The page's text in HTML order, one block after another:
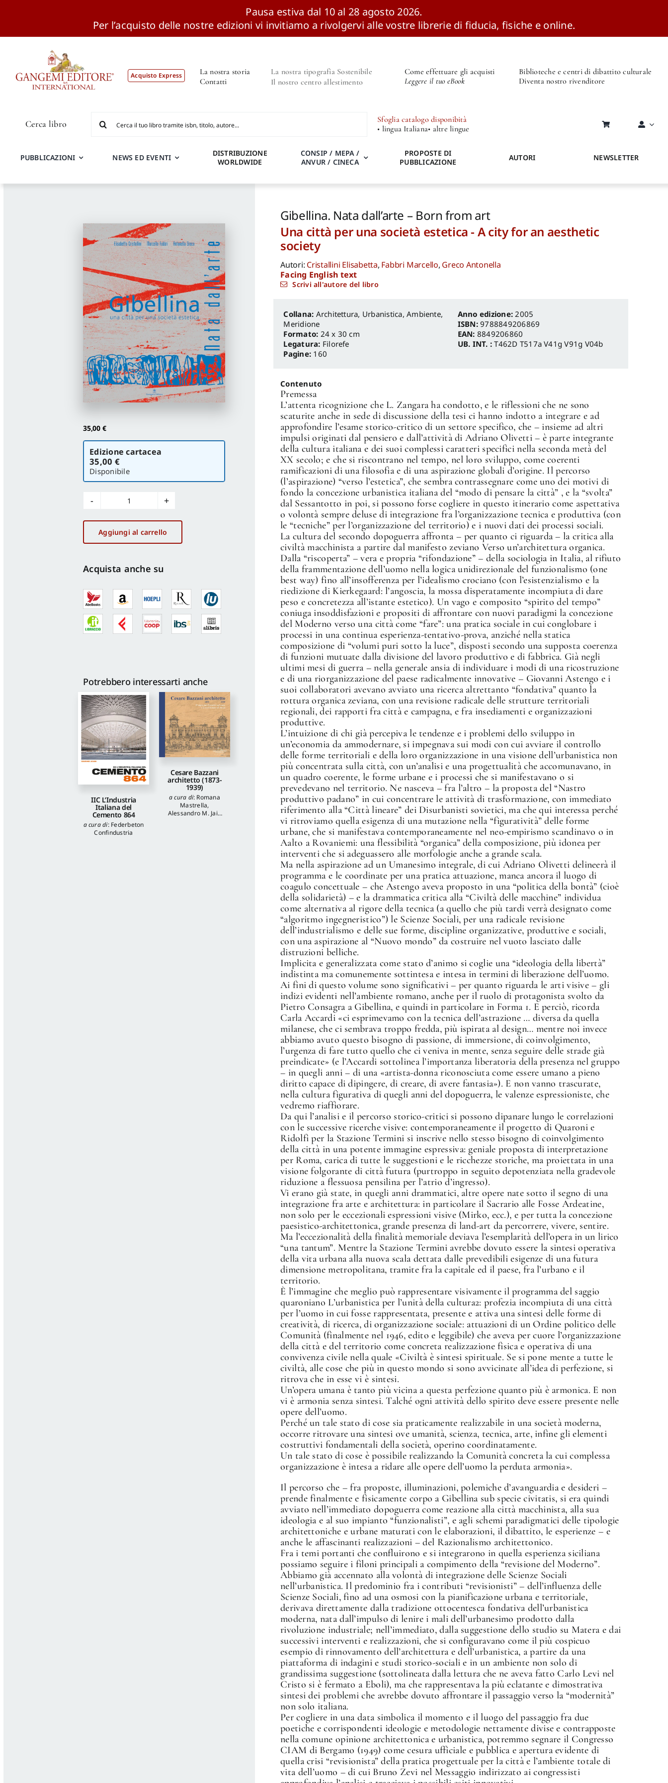
Pausa estiva dal 10 al 28 agosto 2026.
Per l’acquisto delle nostre edizioni vi invitiamo a rivolgervi alle vostre librerie di fiducia, fisiche e online.
Acquisto Express
La nostra storia
Contatti
La nostra tipografia Sostenibile
Il nostro centro allestimento
Come effettuare gli acquisti
Leggere il tuo eBook
Biblioteche e centri di dibattito culturale
Diventa nostro rivenditore
Cerca libro
per:
Sfoglia catalogo disponibità
• lingua Italiana• altre lingue
PUBBLICAZIONI NEWS ED EVENTI
DISTRIBUZIONE
WORLDWIDE
CONSIP / MEPA /
ANVUR / CINECA
PROPOSTE DI
PUBBLICAZIONE
AUTORI NEWSLETTER
35,00 €
Scegli
versione
Edizione cartacea
35,00 €
Disponibile
Gibellina.
Nata
dall'arte
-
from
quantità
Aggiungi al carrello
Acquista anche su
Potrebbero interessarti anche
IIC L’Industria
Italiana del
Cemento 864
a cura di: Federbeton
Confindustria
Cesare Bazzani
architetto (1873-
1939)
a cura di: Romana
Mastrella,
Alessandro M. Jaia
Gibellina. Nata dall’arte – Born from art
Una città per una società estetica - A city for an aesthetic
society
Autori: Cristallini Elisabetta, Fabbri Marcello, Greco Antonella
Facing English text
Scrivi all'autore del libro
Architettura, Urbanistica, Ambiente,
Meridione
Formato: 24 x 30 cm
Legatura: Filorefe
Pagine: 160
Anno edizione: 2005
ISBN:9788849206869
EAN: 8849206860
UB. INT. :T462D T517a V41g V91g V04b
Contenuto
Premessa
L’attenta ricognizione che L. Zangara ha condotto, e le riflessioni che ne sono
scaturite anche in sede di discussione della tesi ci hanno indotto a integrare e ad
approfondire l’esame storico-critico di un settore specifico, che – insieme ad altri
impulsi originati dal pensiero e dall’attività di Adriano Olivetti – è parte integrante
della cultura italiana e dei suoi complessi caratteri specifici nella seconda metà del
XX secolo; e che si riscontrano nel tempo, nel loro sviluppo, come coerenti
ramificazioni di una filosofia e di una aspirazione globali d’origine. Il percorso
(l’aspirazione) “verso l’estetica”, che sembra contrassegnare come uno dei motivi di
fondo la concezione urbanistica italiana del “modo di pensare la città” , e la “svolta”
dal Sessantotto in poi, si possono forse cogliere in questo itinerario come aspettativa
o volontà sempre deluse di integrazione fra l’organizzazione tecnica e produttiva (con
le “tecniche” per l’organizzazione del territorio) e i nuovi dati dei processi sociali.
La cultura del secondo dopoguerra affronta – per quanto ci riguarda – la critica alla
civiltà macchinista a partire dal manifesto zeviano Verso un’architettura organica.
Dalla “riscoperta” – vera e propria “rifondazione” – della sociologia in Italia, al rifiuto
della frammentazione dell’uomo nella logica unidirezionale del funzionalismo (one
best way) fino all’insofferenza per l’idealismo crociano (con l’esistenzialismo e la
riedizione di Kierkegaard: l’angoscia, la mossa disperatamente incompiuta di dare
peso e concretezza all’istante estetico). Un vago e composito “spirito del tempo”
coniuga insoddisfazioni e propositi di affrontare con nuovi paradigmi la concezione
del Moderno verso una città come “fare”: una pratica sociale in cui conglobare i
processi in una continua esperienza-tentativo-prova, anziché nella statica
composizione di “volumi puri sotto la luce”, disposti secondo una supposta coerenza
di funzioni mutuate dalla divisione del lavoro produttivo e di fabbrica. Già negli
ultimi mesi di guerra – nella generale ansia di individuare i modi di una ricostruzione
e di una riorganizzazione del paese radicalmente innovative – Giovanni Astengo e i
suoi collaboratori avevano avviato una ricerca altrettanto “fondativa” quanto la
rottura organica zeviana, con una revisione radicale delle strutture territoriali
regionali, dei rapporti fra città e campagna, e fra insediamenti e organizzazioni
produttive.
L’intuizione di chi già percepiva le tendenze e i problemi dello sviluppo in
un’economia da ammodernare, si impegnava sui modi con cui avviare il controllo
delle forme territoriali e della loro organizzazione in una visione dell’urbanistica non
più concentrata sulla città, con un’analisi e una progettualità che accomunavano, in
un quadro coerente, le forme urbane e i processi che si manifestavano o si
prevedevano nel territorio. Ne nasceva – fra l’altro – la proposta del “Nastro
produttivo padano” in cui concentrare le attività di trasformazione, con immediato
riferimento alla “Città lineare” dei Disurbanisti sovietici, ma che qui interessa perché
vi ritroviamo quella esigenza di una mutazione nella “figuratività” delle forme
urbane, che si manifestava contemporaneamente nel neo-empirismo scandinavo o in
Aalto a Rovaniemi: una flessibilità “organica” della composizione, più idonea per
interventi che si adeguassero alle morfologie anche a grande scala.
Ma nella aspirazione ad un Umanesimo integrale, di cui Adriano Olivetti delineerà il
programma e le coordinate per una pratica attuazione, manca ancora il luogo di
coagulo concettuale – che Astengo aveva proposto in una “politica della bontà” (cioè
della solidarietà) – e la drammatica critica alla “Civiltà delle macchine” individua
come alternativa al rigore della tecnica (a quello che più tardi verrà designato come
“algoritmo ingegneristico”) le Scienze Sociali, per una radicale revisione
dell’industrialismo e delle sue forme, discipline organizzative, produttive e sociali,
con una aspirazione al “Nuovo mondo” da costruire nel vuoto lasciato dalle
distruzioni belliche.
Implicita e generalizzata come stato d’animo si coglie una “ideologia della libertà”
indistinta ma comunemente sottintesa e intesa in termini di liberazione dell’uomo.
Ai fini di questo volume sono significativi – per quanto riguarda le arti visive – gli
indizi evidenti nell’ambiente romano, anche per il ruolo di protagonista svolto da
Pietro Consagra a Gibellina, e quindi in particolare in Forma 1. E perciò, ricorda
Carla Accardi «ci esprimevamo con la tecnica dell’astrazione … diversa da quella
milanese, che ci sembrava troppo fredda, più ispirata al design… mentre noi invece
abbiamo avuto questo bisogno di passione, di immersione, di coinvolgimento,
l’urgenza di fare tutto quello che ci veniva in mente, senza seguire delle strade già
preindicate» (e l’Accardi sottolinea l’importanza liberatoria della presenza nel gruppo
– in quegli anni – di una «artista-donna riconosciuta come essere umano a pieno
diritto capace di dipingere, di creare, di avere fantasia»). E non vanno trascurate,
nella cultura figurativa di quegli anni del dopoguerra, le valenze espressioniste, che
vedremo riaffiorare.
Da qui l’analisi e il percorso storico-critici si possono dipanare lungo le correlazioni
con le successive ricerche visive: contemporaneamente il progetto di Quaroni e
Ridolfi per la Stazione Termini si inscrive nello stesso bisogno di coinvolgimento
della città in una potente immagine espressiva: geniale proposta di interpretazione
per Roma, carica di tutte le suggestioni e le ricchezze storiche, ma proiettata in una
visione folgorante di città futura (purtroppo in seguito depotenziata nella gradevole
riduzione a flessuosa pensilina per l’atrio d’ingresso).
Vi erano già state, in quegli anni drammatici, altre opere nate sotto il segno di una
integrazione fra arte e architettura: in particolare il Sacrario alle Fosse Ardeatine,
non solo per le eccezionali espressioni visive (Mirko, ecc.), e per tutta la concezione
paesistico-architettonica, grande presenza di land-art da percorrere, vivere, sentire.
Ma l’eccezionalità della finalità memoriale deviava l’esemplarità dell’opera in un lirico
“una tantum”. Mentre la Stazione Termini avrebbe dovuto essere la sintesi operativa
della vita urbana alla nuova scala dettata dalle prevedibili esigenze di una futura
dimensione metropolitana, tramite fra la capitale ed il paese, fra l’urbano e il
territorio.
È l’immagine che meglio può rappresentare visivamente il programma del saggio
quaroniano L’urbanistica per l’unità della cultura2: profezia incompiuta di una città
per l’uomo in cui fosse rappresentata, presente e attiva una sintesi delle forme di
creatività, di ricerca, di organizzazione sociale: attuazioni di un Ordine politico delle
Comunità (finalmente nel 1946, edito e leggibile) che aveva per cuore l’organizzazione
della città e del territorio come concreta realizzazione fisica e operativa di una
convivenza civile nella quale «Civiltà è sintesi spirituale. Se si pone mente a tutte le
civiltà, alle cose che più in questo mondo si sono avvicinate all’idea di perfezione, si
ritrova che in esse vi è sintesi.
Un’opera umana è tanto più vicina a questa perfezione quanto più è armonica. E non
vi è armonia senza sintesi. Talché ogni attività dello spirito deve essere presente nelle
opere dell’uomo.
Perché un tale stato di cose sia praticamente realizzabile in una società moderna,
occorre ritrovare una sintesi ove umanità, scienza, tecnica, arte, infine gli elementi
costruttivi fondamentali della società, operino coordinatamente.
Un tale stato di cose è possibile realizzando la Comunità concreta la cui complessa
organizzazione è intesa a ridare alle opere dell’uomo la perduta armonia».
Il percorso che – fra proposte, illuminazioni, polemiche d’avanguardia e desideri –
prende finalmente e fisicamente corpo a Gibellina sub specie civitatis, si era quindi
avviato nell’immediato dopoguerra come reazione alla città macchinista, alla sua
ideologia e al suo impianto “funzionalisti”, e agli schemi paradigmatici delle tipologie
architettoniche e urbane maturati con le elaborazioni, il dibattito, le esperienze – e
anche le affascinanti realizzazioni – del Razionalismo architettonico.
Fra i temi portanti che confluirono e si integrarono in quella esperienza siciliana
possiamo seguire i filoni principali a compimento della “revisione del Moderno”.
Abbiamo già accennato alla volontà di integrazione delle Scienze Sociali
nell’urbanistica. Il predominio fra i contributi “revisionisti” – dell’influenza delle
Scienze Sociali, fino ad una osmosi con la pianificazione urbana e territoriale,
derivava direttamente dalla tradizione ottocentesca fondativa dell’urbanistica
moderna, nata dall’impulso di lenire i mali dell’urbanesimo prodotto dalla
rivoluzione industriale; nell’immediato, dalla suggestione dello studio su Matera e dai
successivi interventi e realizzazioni, che si configuravano come il più cospicuo
esempio di rinnovamento dell’architettura e dell’urbanistica, a partire da una
piattaforma di indagini e studi storico-sociali e in un ambiente non solo di
grandissima suggestione (sottolineata dalla lettura che ne aveva fatto Carlo Levi nel
Cristo si è fermato a Eboli), ma che rappresentava la più eclatante e dimostrativa
sintesi dei problemi che avrebbe dovuto affrontare il passaggio verso la “modernità”
non solo italiana.
Per cogliere in una data simbolica il momento e il luogo del passaggio fra due
poetiche e corrispondenti ideologie e metodologie nettamente divise e contrapposte
nella comune opinione architettonica e urbanistica, potremmo segnare il Congresso
CIAM di Bergamo (1949) come cesura ufficiale e pubblica e apertura evidente di
quella crisi “revisionista” della pratica progettuale per la città e l’ambiente totale di
vita dell’uomo – di cui Bruno Zevi nel Messaggio indirizzato ai congressisti